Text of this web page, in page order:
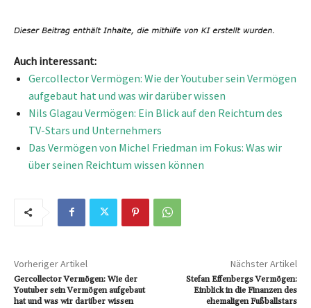
Auch interessant:
Gercollector Vermögen: Wie der Youtuber sein Vermögen
aufgebaut hat und was wir darüber wissen
Nils Glagau Vermögen: Ein Blick auf den Reichtum des
TV-Stars und Unternehmers
Das Vermögen von Michel Friedman im Fokus: Was wir
über seinen Reichtum wissen können
Vorheriger Artikel
Gercollector Vermögen: Wie der
Youtuber sein Vermögen aufgebaut
hat und was wir darüber wissen
Nächster Artikel
Stefan Effenbergs Vermögen:
Einblick in die Finanzen des
ehemaligen Fußballstars